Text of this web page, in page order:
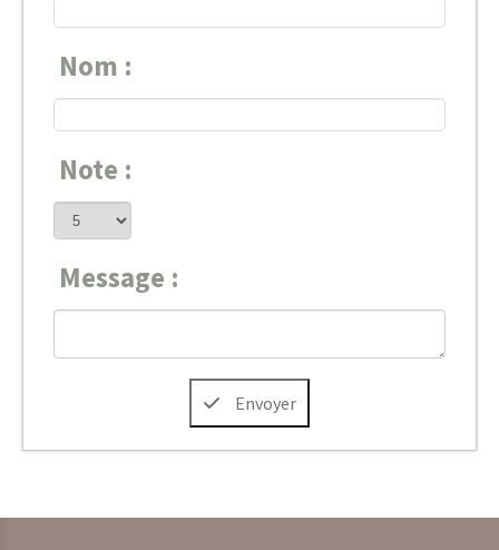
Nom :
Note :
Message :
Envoyer